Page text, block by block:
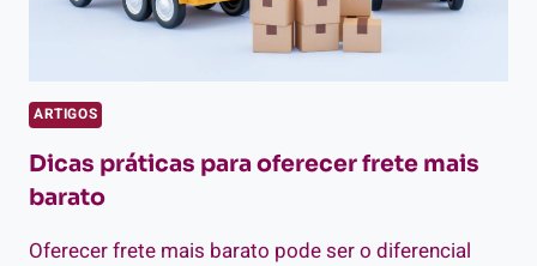
ARTIGOS
Dicas práticas para oferecer frete mais
barato
Oferecer frete mais barato pode ser o diferencial